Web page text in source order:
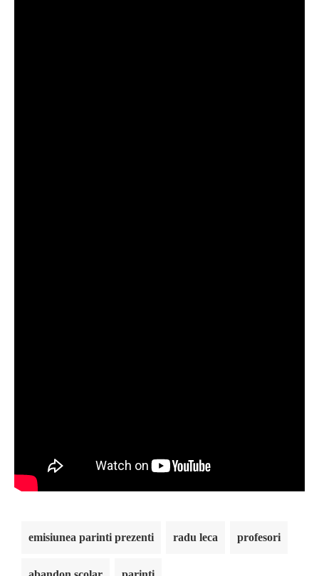
emisiunea parinti prezenti radu leca profesori